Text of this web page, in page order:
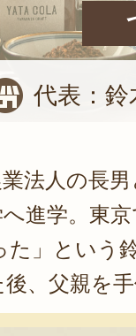
代表：鈴
法人の長
進学。東
た」という
、父親を
は、米作